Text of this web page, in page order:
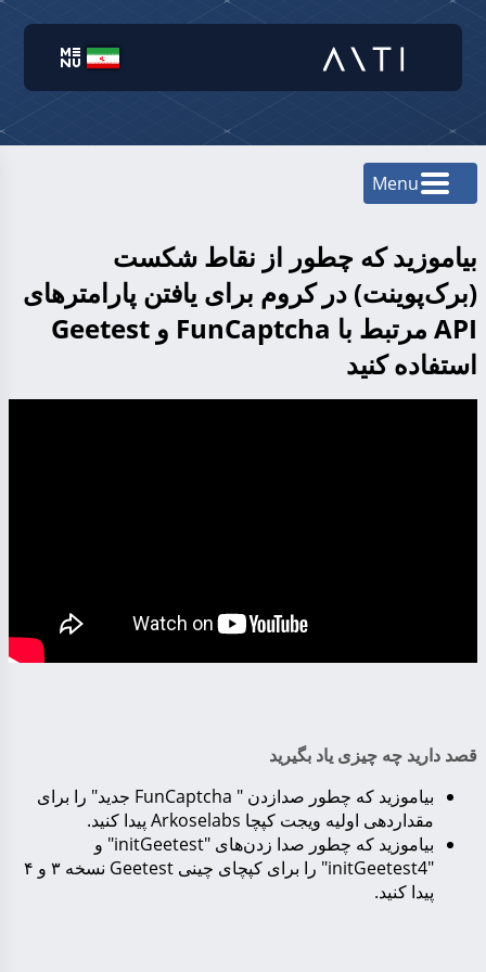
Menu
بیاموزید که چطور از نقاط شکست
(برک‌پوینت) در کروم برای یافتن پارامترهای
API مرتبط با FunCaptcha و Geetest
استفاده کنید
قصد دارید چه چیزی یاد بگیرید
بیاموزید که چطور صدازدن " FunCaptcha جدید" را برای
مقداردهی اولیه ویجت کپچا Arkoselabs پیدا کنید.
بیاموزید که چطور صدا زدن‌های "initGeetest" و
"initGeetest4" را برای کپچای چینی Geetest نسخه ۳ و ۴
پیدا کنید.